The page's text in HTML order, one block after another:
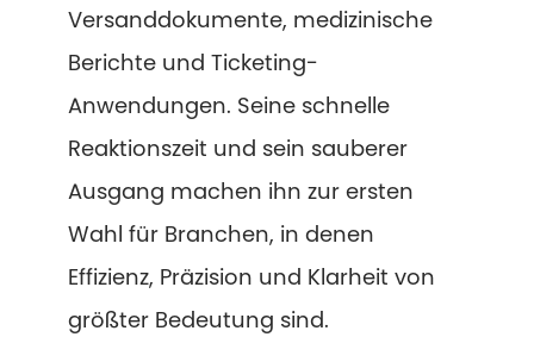
Versanddokumente, medizinische
Berichte und Ticketing-
Anwendungen. Seine schnelle
Reaktionszeit und sein sauberer
Ausgang machen ihn zur ersten
Wahl für Branchen, in denen
Effizienz, Präzision und Klarheit von
größter Bedeutung sind.